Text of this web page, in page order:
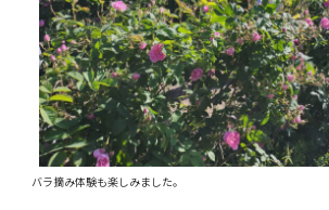
バラ摘み体験も楽しみました。